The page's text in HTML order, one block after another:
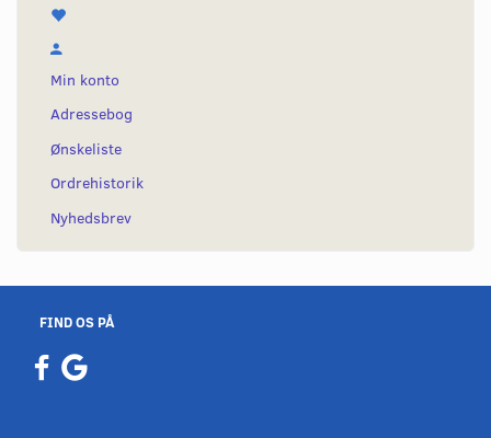
Min konto
Adressebog
Ønskeliste
Ordrehistorik
Nyhedsbrev
FIND OS PÅ